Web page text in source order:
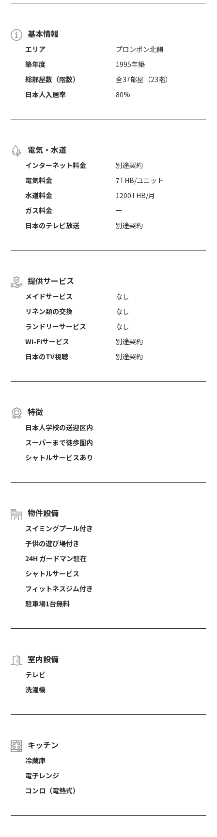
基本情報
エリア
プロンポン北側
築年度
1995年築
総部屋数（階数）
全37部屋（23階）
日本人入居率
80%
電気・水道
インターネット料金
別途契約
電気料金
7THB/ユニット
水道料金
1200THB/月
ガス料金
ー
日本のテレビ放送
別途契約
提供サービス
メイドサービス
なし
リネン類の交換
なし
ランドリーサービス
なし
Wi-Fiサービス
別途契約
日本のTV視聴
別途契約
特徴
日本人学校の送迎区内
スーパーまで徒歩圏内
シャトルサービスあり
物件設備
スイミングプール付き
子供の遊び場付き
24H ガードマン駐在
シャトルサービス
フィットネスジム付き
駐車場1台無料
室内設備
テレビ
洗濯機
キッチン
冷蔵庫
電子レンジ
コンロ（電熱式）